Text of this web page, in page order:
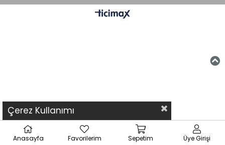
Çerez Kullanımı
Anasayfa Favorilerim Sepetim Üye Girişi